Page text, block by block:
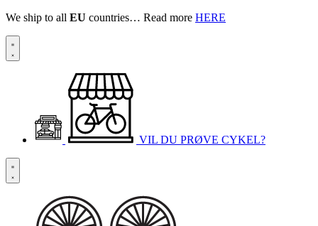
We ship to all EU countries… Read more HERE
VIL DU PRØVE CYKEL?